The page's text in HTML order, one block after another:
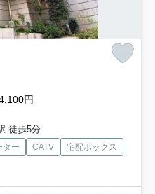
円
徒歩5分
ター CATV
宅配ボックス